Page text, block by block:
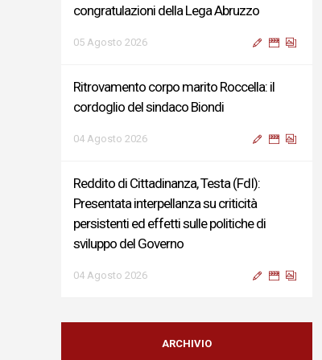
congratulazioni della Lega Abruzzo
05 Agosto 2026
Ritrovamento corpo marito Roccella: il
cordoglio del sindaco Biondi
04 Agosto 2026
Reddito di Cittadinanza, Testa (FdI):
Presentata interpellanza su criticità
persistenti ed effetti sulle politiche di
sviluppo del Governo
04 Agosto 2026
Sigismondi, Liris e Testa: “Profondo
cordoglio e vicinanza al Ministro Roccella e
ARCHIVIO